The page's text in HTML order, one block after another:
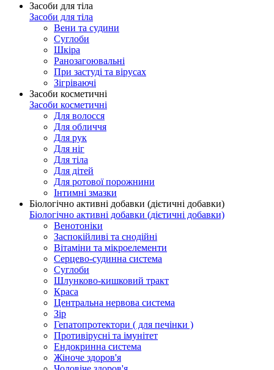
Засоби для тіла
Засоби для тіла
Вени та судини
Суглоби
Шкіра
Ранозагоювальні
При застуді та вірусах
Зігріваючі
Засоби косметичні
Засоби косметичні
Для волосся
Для обличчя
Для рук
Для ніг
Для тіла
Для дітей
Для ротової порожнини
Інтимні змазки
Біологічно активні добавки (дієтичні добавки)
Біологічно активні добавки (дієтичні добавки)
Венотоніки
Заспокійливі та снодійні
Вітаміни та мікроелементи
Серцево-судинна система
Суглоби
Шлунково-кишковий тракт
Краса
Центральна нервова система
Зір
Гепатопротектори ( для печінки )
Противірусні та імунітет
Ендокринна система
Жіноче здоров'я